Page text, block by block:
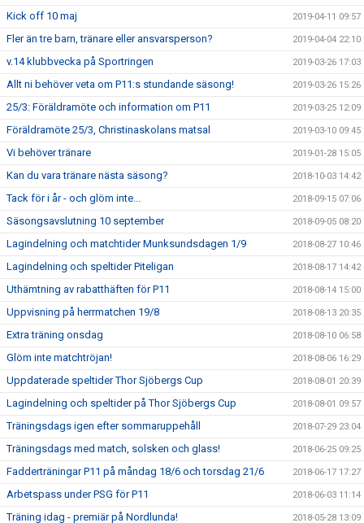
Kick off 10 maj 2019-04-11 09:57
Fler än tre barn, tränare eller ansvarsperson? 2019-04-04 22:10
v.14 klubbvecka på Sportringen 2019-03-26 17:03
Allt ni behöver veta om P11:s stundande säsong! 2019-03-26 15:26
25/3: Föräldramöte och information om P11 2019-03-25 12:09
Föräldramöte 25/3, Christinaskolans matsal 2019-03-10 09:45
Vi behöver tränare 2019-01-28 15:05
Kan du vara tränare nästa säsong? 2018-10-03 14:42
Tack för i år - och glöm inte... 2018-09-15 07:06
Säsongsavslutning 10 september 2018-09-05 08:20
Lagindelning och matchtider Munksundsdagen 1/9 2018-08-27 10:46
Lagindelning och speltider Piteligan 2018-08-17 14:42
Uthämtning av rabatthäften för P11 2018-08-14 15:00
Uppvisning på herrmatchen 19/8 2018-08-13 20:35
Extra träning onsdag 2018-08-10 06:58
Glöm inte matchtröjan! 2018-08-06 16:29
Uppdaterade speltider Thor Sjöbergs Cup 2018-08-01 20:39
Lagindelning och speltider på Thor Sjöbergs Cup 2018-08-01 09:57
Träningsdags igen efter sommaruppehåll 2018-07-29 23:04
Träningsdags med match, solsken och glass! 2018-06-25 09:25
Fadderträningar P11 på måndag 18/6 och torsdag 21/6 2018-06-17 17:27
Arbetspass under PSG för P11 2018-06-03 11:14
Träning idag - premiär på Nordlunda! 2018-05-28 13:09